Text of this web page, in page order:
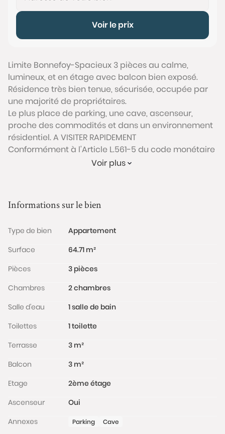
Voir le prix
Limite Bonnefoy-Spacieux 3 pièces au calme,
lumineux, et en étage avec balcon bien exposé.
Résidence très bien tenue, sécurisée, occupée par
une majorité de propriétaires.
Le plus place de parking, une cave, ascenseur,
proche des commodités et dans un environnement
résidentiel. A VISITER RAPIDEMENT
Conformément à l'Article L.561-5 du code monétaire
et financier, veuillez noter qu'une pièce d'identité
Les informations sur les risques auxquels ce bien est
www.georisques.gouv.fr
Voir plus
Informations sur le bien
Type de bien
Appartement
Surface
64.71 m²
Pièces
3 pièces
Chambres
2 chambres
Salle d'eau
1 salle de bain
Toilettes
1 toilette
Terrasse
3 m²
Balcon
3 m²
Etage
2ème étage
Ascenseur
Oui
Annexes
Parking Cave